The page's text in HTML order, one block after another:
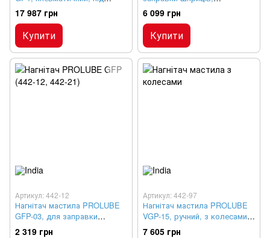
ємність 20 кг
17 987 грн
Купити
професійний
6 099 грн
Купити
Артикул: 442-12
Нагнітач мастила PROLUBE
GFP-03, для заправки
шприців під ємність 20 кг
2 319 грн
Артикул: 442-97
Нагнітач мастила PROLUBE
VGP-15, ручний, з колесами
15 кг
7 605 грн